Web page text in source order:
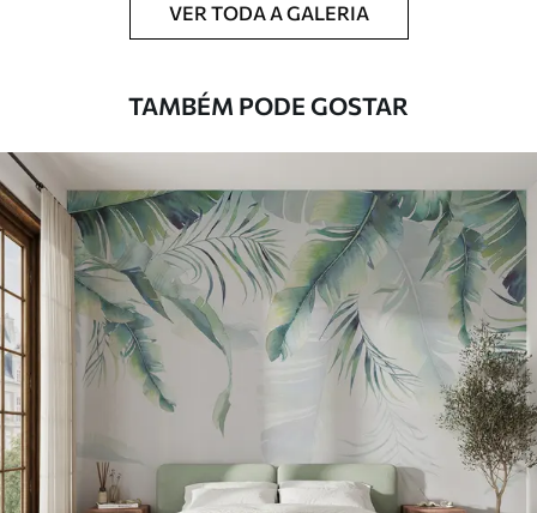
VER TODA A GALERIA
TAMBÉM PODE GOSTAR